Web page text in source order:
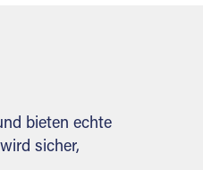
bieten echte
sicher,